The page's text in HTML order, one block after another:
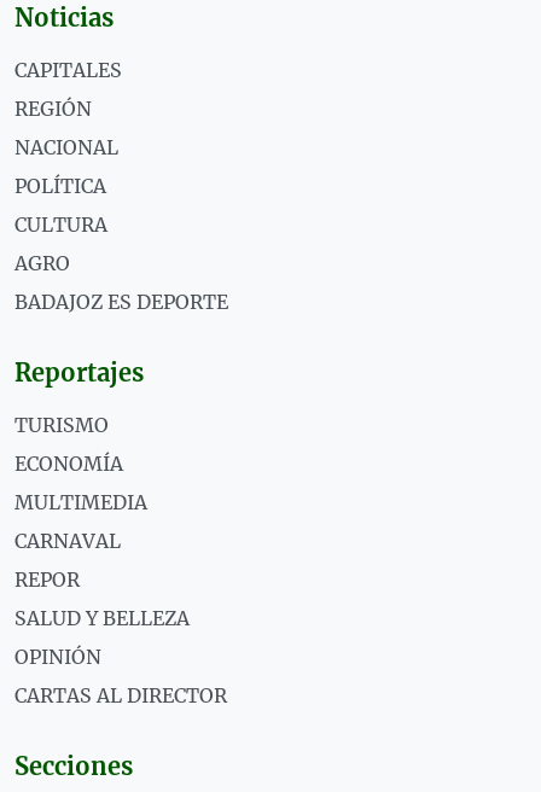
Noticias
CAPITALES
REGIÓN
NACIONAL
POLÍTICA
CULTURA
AGRO
BADAJOZ ES DEPORTE
Reportajes
TURISMO
ECONOMÍA
MULTIMEDIA
CARNAVAL
REPOR
SALUD Y BELLEZA
OPINIÓN
CARTAS AL DIRECTOR
Secciones